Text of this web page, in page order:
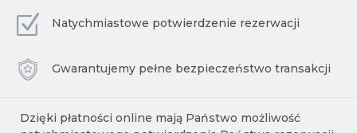
Natychmiastowe potwierdzenie rezerwacji
Gwarantujemy pełne bezpieczeństwo transakcji
Dzięki płatności online mają Państwo możliwość